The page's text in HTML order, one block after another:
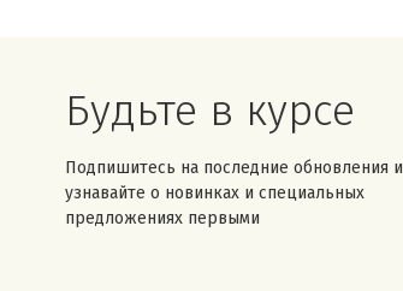
Будьте в курсе
Подпишитесь на последние обновления и
узнавайте о новинках и специальных
предложениях первыми